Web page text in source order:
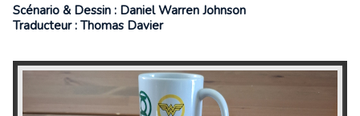
Scénario & Dessin : Daniel Warren Johnson
Traducteur : Thomas Davier